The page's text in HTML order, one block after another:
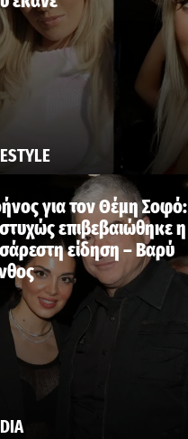
για τον Θέμη Σοφό:
επιβεβαιώθηκε η
είδηση – Βαρύ